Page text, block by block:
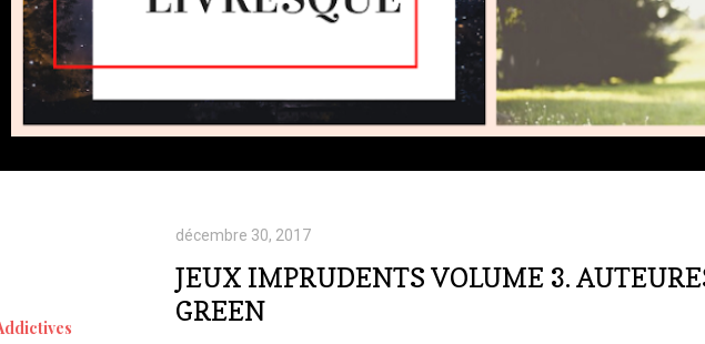
décembre 30, 2017
JEUX IMPRUDENTS VOLUME 3.
GREEN